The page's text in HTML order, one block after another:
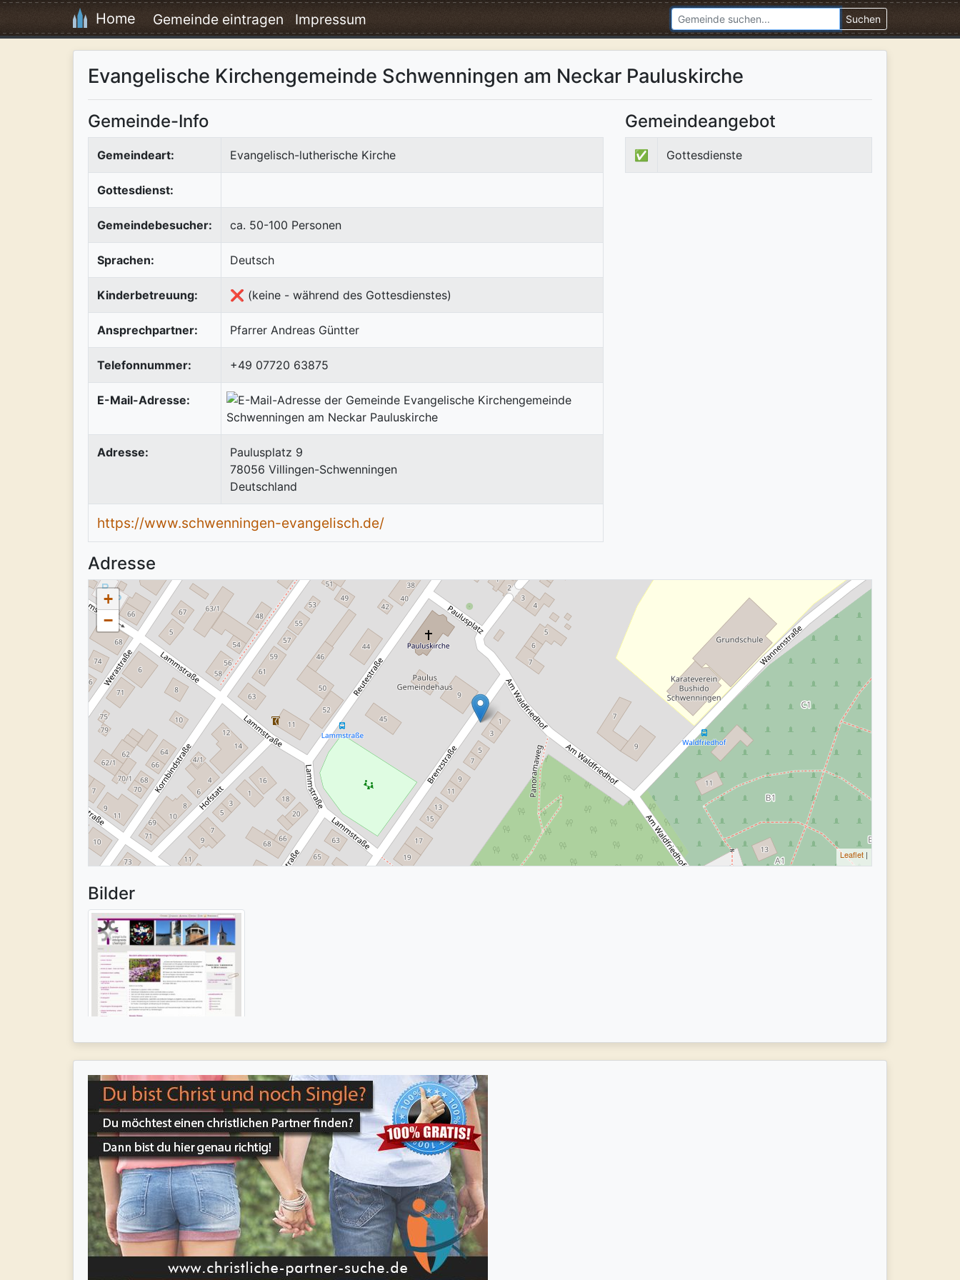
Home Gemeinde eintragen Impressum Suchen
Evangelische Kirchengemeinde Schwenningen am Neckar Pauluskirche
Gemeinde-Info
Gemeindeart: Evangelisch-lutherische Kirche
Gottesdienst:
Gemeindebesucher: ca. 50-100 Personen
Sprachen: Deutsch
Kinderbetreuung: ❌ (keine - während des Gottesdienstes)
Ansprechpartner: Pfarrer Andreas Güntter
Telefonnummer: +49 07720 63875
E-Mail-Adresse:
Adresse:
Paulusplatz 9
78056 Villingen-Schwenningen
Deutschland
https://www.schwenningen-evangelisch.de/
Gemeindeangebot
✅ Gottesdienste
Adresse
+
−
Leaflet |
Bilder